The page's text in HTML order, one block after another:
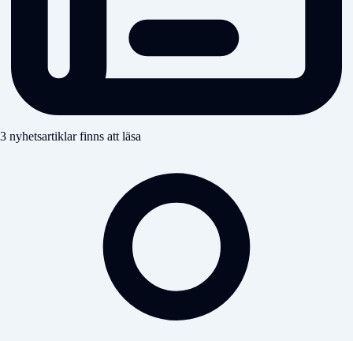
3 nyhetsartiklar finns att läsa